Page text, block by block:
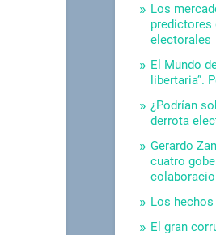
Los
predictores
electorales
El Mundo
libertaria”.
¿Podrían
derrota
Gerardo
cuatro
Los
El gran